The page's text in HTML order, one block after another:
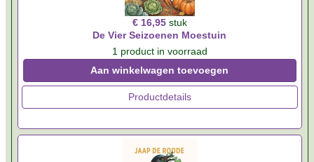
€ 16,95 stuk
De Vier Seizoenen Moestuin
1 product in voorraad
Aan winkelwagen toevoegen
Productdetails